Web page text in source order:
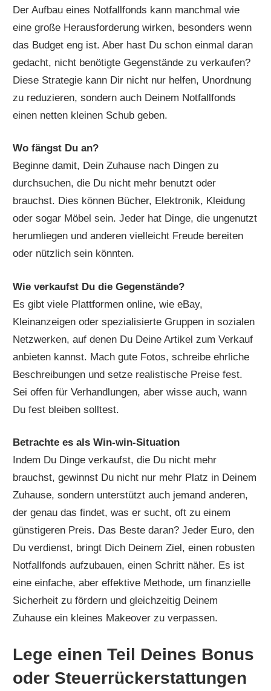
Der Aufbau eines Notfallfonds kann manchmal wie
eine große Herausforderung wirken, besonders wenn
das Budget eng ist. Aber hast Du schon einmal daran
gedacht, nicht benötigte Gegenstände zu verkaufen?
Diese Strategie kann Dir nicht nur helfen, Unordnung
zu reduzieren, sondern auch Deinem Notfallfonds
einen netten kleinen Schub geben.
Wo fängst Du an?
Beginne damit, Dein Zuhause nach Dingen zu
durchsuchen, die Du nicht mehr benutzt oder
brauchst. Dies können Bücher, Elektronik, Kleidung
oder sogar Möbel sein. Jeder hat Dinge, die ungenutzt
herumliegen und anderen vielleicht Freude bereiten
oder nützlich sein könnten.
Wie verkaufst Du die Gegenstände?
Es gibt viele Plattformen online, wie eBay,
Kleinanzeigen oder spezialisierte Gruppen in sozialen
Netzwerken, auf denen Du Deine Artikel zum Verkauf
anbieten kannst. Mach gute Fotos, schreibe ehrliche
Beschreibungen und setze realistische Preise fest.
Sei offen für Verhandlungen, aber wisse auch, wann
Du fest bleiben solltest.
Betrachte es als Win-win-Situation
Indem Du Dinge verkaufst, die Du nicht mehr
brauchst, gewinnst Du nicht nur mehr Platz in Deinem
Zuhause, sondern unterstützt auch jemand anderen,
der genau das findet, was er sucht, oft zu einem
günstigeren Preis. Das Beste daran? Jeder Euro, den
Du verdienst, bringt Dich Deinem Ziel, einen robusten
Notfallfonds aufzubauen, einen Schritt näher. Es ist
eine einfache, aber effektive Methode, um finanzielle
Sicherheit zu fördern und gleichzeitig Deinem
Zuhause ein kleines Makeover zu verpassen.
Lege einen Teil Deines Bonus
oder Steuerrückerstattungen